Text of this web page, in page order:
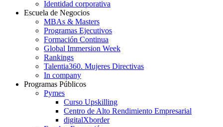
Identidad corporativa
Escuela de Negocios
MBAs & Masters
Programas Ejecutivos
Formación Continua
Global Immersion Week
Rankings
Talentia360. Mujeres Directivas
In company
Programas Públicos
Pymes
Curso Upskilling
Centro de Alto Rendimiento Empresarial
digitalXborder